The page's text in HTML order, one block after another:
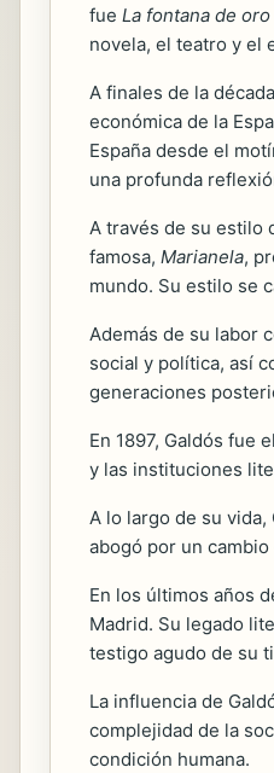
fue La fontana de oro
novela, el teatro y el
A finales de la
económica de la
España desde el
una profunda
A través de su estilo
famosa, Marianela,
mundo. Su estilo se
Además de su labor
social y política, así
generaciones
En 1897, Galdós fue
y las instituciones
A lo largo de su
abogó por un
En los últimos años
Madrid. Su legado
testigo agudo de su
La influencia de
complejidad de la
condición humana.